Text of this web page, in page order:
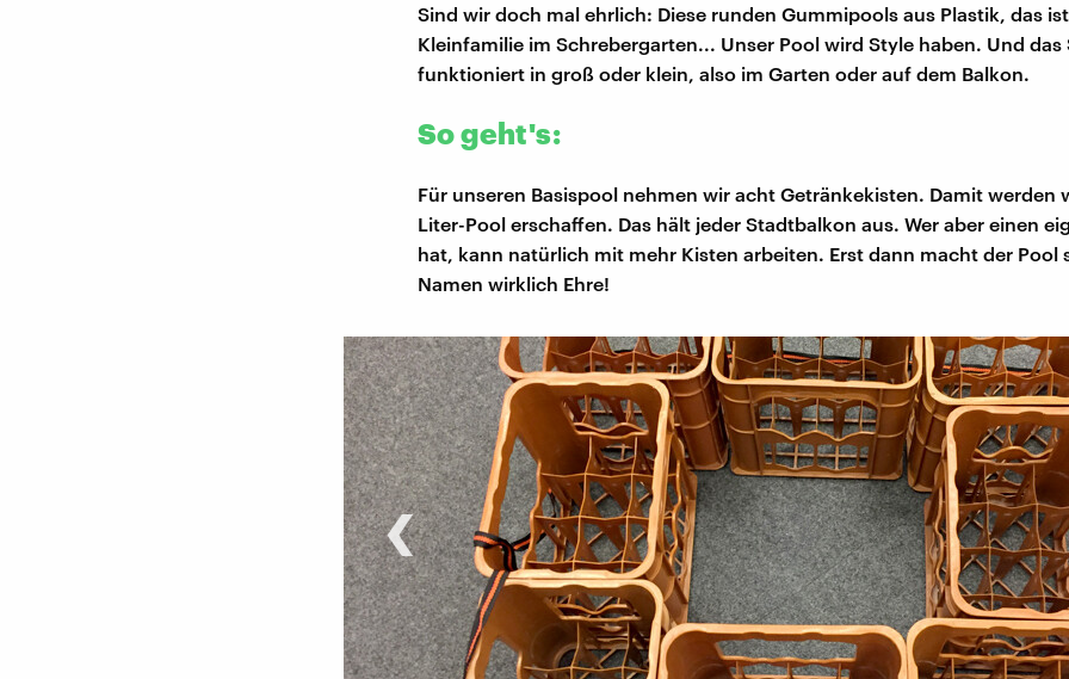
Sind wir doch mal ehrlich: Diese runden Gummipools aus Plastik, das
Kleinfamilie im Schrebergarten... Unser Pool wird Style haben. Und das
funktioniert in groß oder klein, also im Garten oder auf dem Balkon.
So geht's:
Für unseren Basispool nehmen wir acht Getränkekisten. Damit werden
Liter-Pool erschaffen. Das hält jeder Stadtbalkon aus. Wer aber einen
hat, kann natürlich mit mehr Kisten arbeiten. Erst dann macht der Pool
Namen wirklich Ehre!
‹